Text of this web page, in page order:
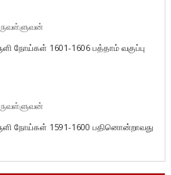
நோய்கள் 1601-1606 பத்தாம் வகுப்பு
நோய்கள் 1591-1600 பதினொன்றாவது